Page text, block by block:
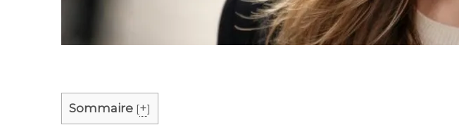
Sommaire [+]